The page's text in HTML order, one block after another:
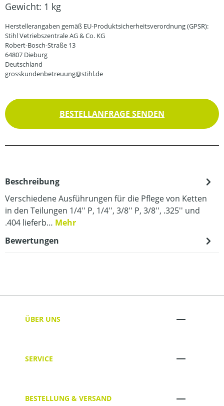
Gewicht: 1 kg
Herstellerangaben gemäß EU-Produktsicherheitsverordnung (GPSR):
Stihl Vetriebszentrale AG & Co. KG
Robert-Bosch-Straße 13
64807 Dieburg
Deutschland
grosskundenbetreuung@stihl.de
BESTELLANFRAGE SENDEN
Beschreibung
Verschiedene Ausführungen für die Pflege von Ketten
in den Teilungen 1/4'' P, 1/4'', 3/8'' P, 3/8'', .325'' und
.404 lieferb… Mehr
Bewertungen
ÜBER UNS
SERVICE
BESTELLUNG & VERSAND